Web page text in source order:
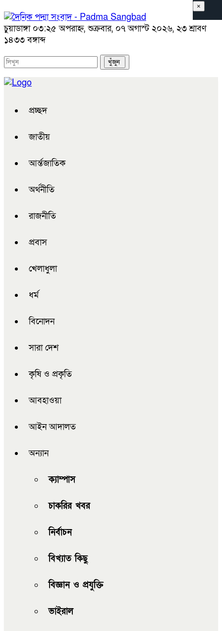
চুয়াডাঙ্গা ০৩:২৫ অপরাহ্ন, শুক্রবার, ০৭ অগাস্ট ২০২৬, ২৩ শ্রাবণ
১৪৩৩ বঙ্গাব্দ
প্রচ্ছদ
জাতীয়
আর্ন্তজাতিক
অর্থনীতি
রাজনীতি
প্রবাস
খেলাধুলা
ধর্ম
বিনোদন
সারা দেশ
কৃষি ও প্রকৃতি
আবহাওয়া
আইন আদালত
অন্যান
ক্যাম্পাস
চাকরির খবর
নির্বাচন
বিখ্যাত কিছু
বিজ্ঞান ও প্রযুক্তি
ভাইরাল
×